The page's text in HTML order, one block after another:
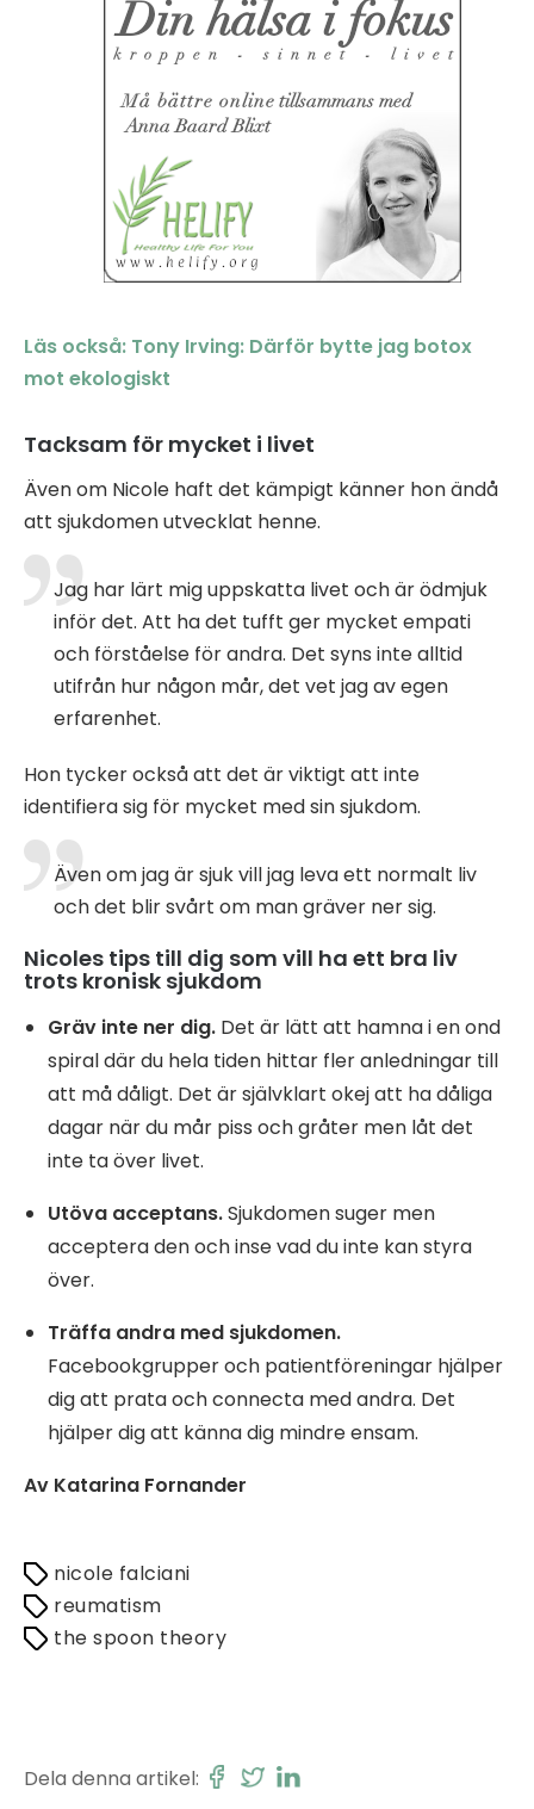
Läs också: Tony Irving: Därför bytte jag botox
mot ekologiskt
Tacksam för mycket i livet
Även om Nicole haft det kämpigt känner hon ändå
att sjukdomen utvecklat henne.
Jag har lärt mig uppskatta livet och är ödmjuk
inför det. Att ha det tufft ger mycket empati
och förståelse för andra. Det syns inte alltid
utifrån hur någon mår, det vet jag av egen
erfarenhet.
Hon tycker också att det är viktigt att inte
identifiera sig för mycket med sin sjukdom.
Även om jag är sjuk vill jag leva ett normalt liv
och det blir svårt om man gräver ner sig.
Nicoles tips till dig som vill ha ett bra liv
trots kronisk sjukdom
Gräv inte ner dig. Det är lätt att hamna i en ond
spiral där du hela tiden hittar fler anledningar till
att må dåligt. Det är självklart okej att ha dåliga
dagar när du mår piss och gråter men låt det
inte ta över livet.
Utöva acceptans.Sjukdomen suger men
acceptera den och inse vad du inte kan styra
över.
Träffa andra med sjukdomen.
Facebookgrupper och patientföreningar hjälper
dig att prata och connecta med andra. Det
hjälper dig att känna dig mindre ensam.
Av Katarina Fornander
nicole falciani
reumatism
the spoon theory
Dela denna artikel: